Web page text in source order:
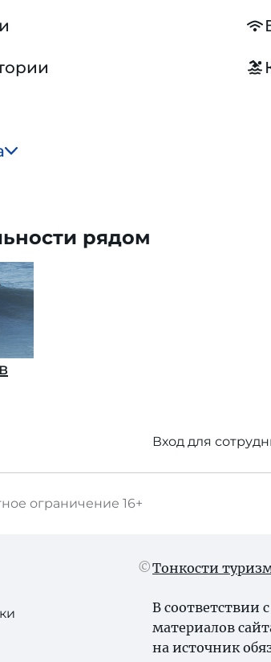
рядом
Вход для
ограничение 16+
Тонкости
В соответствии
материалов
на источник